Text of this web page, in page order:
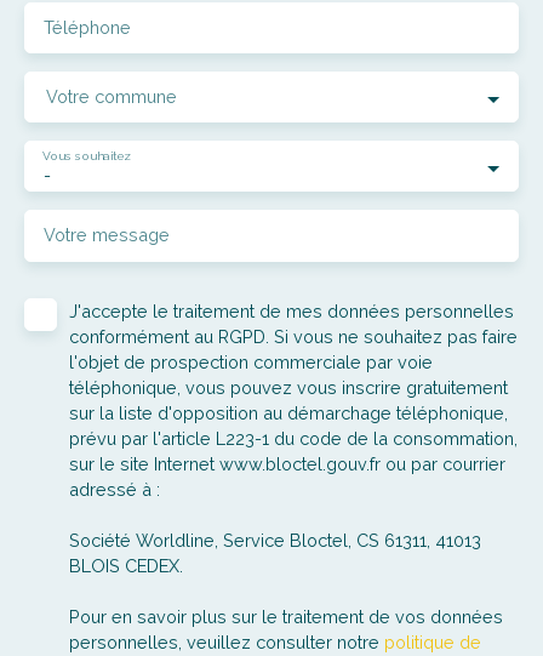
Téléphone
Votre commune
-
Vous souhaitez
Votre message
J'accepte le traitement de mes données personnelles
conformément au RGPD. Si vous ne souhaitez pas faire
l'objet de prospection commerciale par voie
téléphonique, vous pouvez vous inscrire gratuitement
sur la liste d'opposition au démarchage téléphonique,
prévu par l'article L223-1 du code de la consommation,
sur le site Internet www.bloctel.gouv.fr ou par courrier
adressé à :
Société Worldline, Service Bloctel, CS 61311, 41013
BLOIS CEDEX.
Pour en savoir plus sur le traitement de vos données
personnelles, veuillez consulter notre politique de